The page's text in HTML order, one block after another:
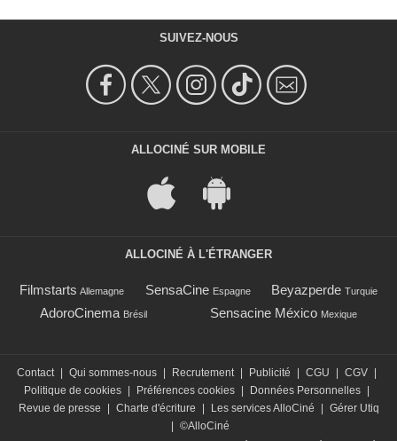
SUIVEZ-NOUS
ALLOCINÉ SUR MOBILE
ALLOCINÉ À L'ÉTRANGER
Filmstarts Allemagne SensaCine Espagne Beyazperde Turquie
AdoroCinema Brésil Sensacine México Mexique
Contact Qui sommes-nous Recrutement Publicité CGU CGV
Politique de cookies
Préférences cookies Données Personnelles
Revue de presse
Charte d'écriture Les services AlloCiné
Gérer Utiq
©AlloCiné